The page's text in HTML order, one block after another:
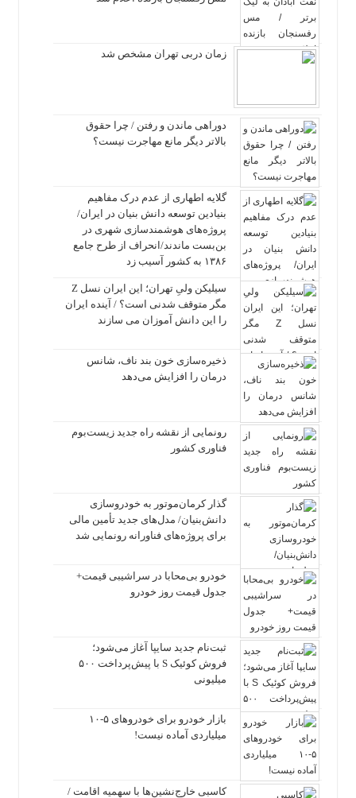
زمان دربی تهران مشخص شد
دوراهی ماندن و رفتن / چرا حقوق
بالاتر دیگر مانع مهاجرت نیست؟
گلایه اطهاری از عدم درک مفاهیم
بنیادین توسعه دانش بنیان در ایران/
پروژه‌های هوشمندسازی شهری در
بن‌بست ماندند/انحراف از طرح جامع
۱۳۸۶ به کشور آسیب زد
سیلیکن ولیِ تهران؛ این ایران نسل Z
مگر متوقف شدنی است؟ / آینده ایران
را این دانش آموزان می سازند
ذخیره‌سازی خون بند ناف، شانس
درمان را افزایش می‌دهد
رونمایی از نقشه راه جدید زیست‌بوم
فناوری کشور
گذار کرمان‌موتور به خودروسازی
دانش‌بنیان/ مدل‌های جدید تأمین مالی
برای پروژه‌های فناورانه رونمایی شد
خودرو بی‌محابا در سراشیبی قیمت+
جدول قیمت روز خودرو
ثبت‌نام جدید سایپا آغاز می‌شود؛
فروش کوئیک S با پیش‌پرداخت ۵۰۰
میلیونی
بازار خودرو برای خودروهای ۵-۱۰
میلیاردی آماده نیست!
کاسبی خارج‌نشین‌ها با سهمیه اقامت /